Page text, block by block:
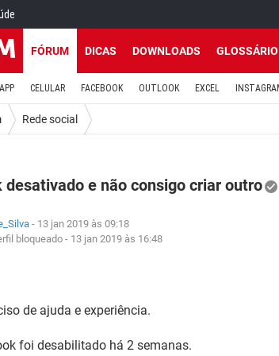
FÓRUM DICAS DOWNLOADS GLOSSÁRIO
CELULAR FACEBOOK OUTLOOK EXCEL
Rede social
desativado e não consigo criar outro
- 13 jan 2019 às 09:18
bloqueado - 13 jan 2019 às 16:48
de ajuda e experiência.
foi desabilitado há 2 semanas.